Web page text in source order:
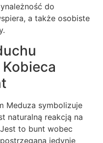
do
a także osobiste
Meduza symbolizuje
naturalną reakcją na
to bunt wobec
jedynie